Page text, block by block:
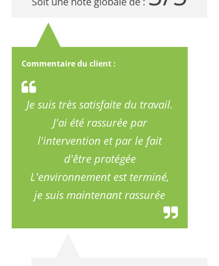
Commentaire du client :
Je suis très satisfaite du travail.
J'ai été rassurée par
l'intervention et par le fait
d'être protégée
L'environnement est terminé,
je suis maintenant rassurée